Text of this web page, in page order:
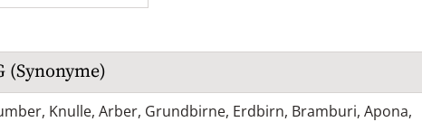
(Synonyme)
, Knulle, Arber, Grundbirne, Erdbirn, Bramburi, Apona,